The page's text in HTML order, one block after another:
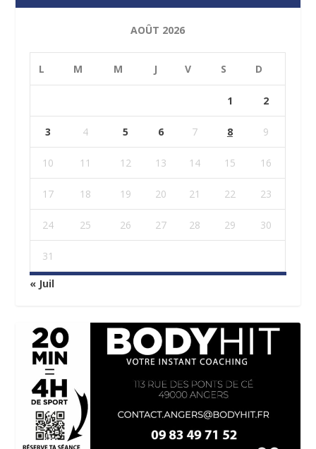
AOÛT 2026
L M M J V S D
1 2
3 4 5 6 7 8 9
10 11 12 13 14 15 16
17 18 19 20 21 22 23
24 25 26 27 28 29 30
31
« Juil